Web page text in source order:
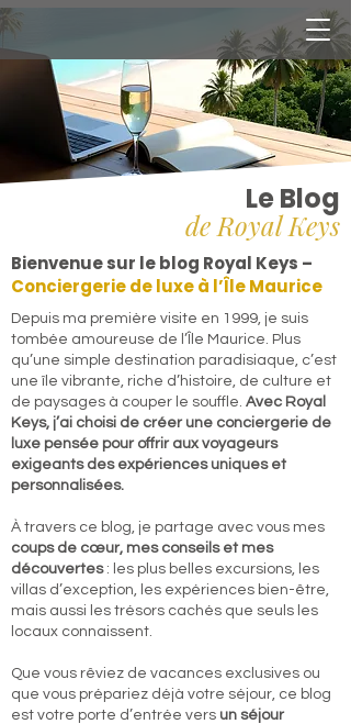
Le Blog
de Royal Keys
Bienvenue sur le blog Royal Keys –
Conciergerie de luxe à l’Île Maurice
​Depuis ma première visite en 1999, je suis
tombée amoureuse de l’Île Maurice. Plus
qu’une simple destination paradisiaque, c’est
une île vibrante, riche d’histoire, de culture et
de paysages à couper le souffle. Avec Royal
Keys, j’ai choisi de créer une conciergerie de
luxe pensée pour offrir aux voyageurs
exigeants des expériences uniques et
personnalisées.
À travers ce blog, je partage avec vous mes
coups de cœur, mes conseils et mes
découvertes: les plus belles excursions, les
villas d’exception, les expériences bien-être,
mais aussi les trésors cachés que seuls les
locaux connaissent.
Que vous rêviez de vacances exclusives ou
que vous prépariez déjà votre séjour, ce blog
est votre porte d’entrée vers un séjour